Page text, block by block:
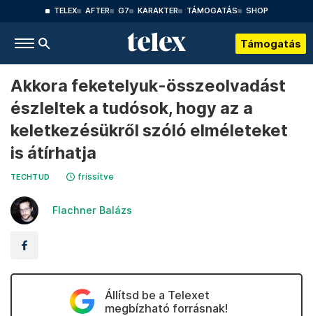
TELEX AFTER G7 KARAKTER TÁMOGATÁS SHOP
Támogatás
Akkora feketelyuk-összeolvadást
észleltek a tudósok, hogy az a
keletkezésükről szóló elméleteket
is átírhatja
TECHTUD frissítve
Flachner Balázs
Állítsd be a Telexet
megbízható forrásnak!